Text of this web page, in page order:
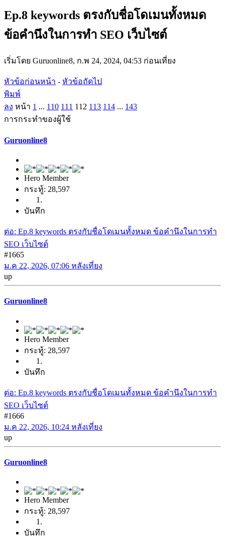
Ep.8 keywords ตรงกับชื่อโดเมนทั้งหมด
ข้อคำนึงในการทำ SEO เว็บไซต์
เริ่มโดย Guruonline8, ก.พ 24, 2024, 04:53 ก่อนเที่ยง
หัวข้อก่อนหน้า - หัวข้อถัดไป
พิมพ์
ลง หน้า 1 ... 110 111 112 113 114 ... 143
การกระทำของผู้ใช้
Guruonline8
Hero Member
กระทู้: 28,597
บันทึก
ต่อ: Ep.8 keywords ตรงกับชื่อโดเมนทั้งหมด ข้อคำนึงในการทำ
SEO เว็บไซต์
#1665
ม.ค 22, 2026, 07:06 หลังเที่ยง
up
Guruonline8
Hero Member
กระทู้: 28,597
บันทึก
ต่อ: Ep.8 keywords ตรงกับชื่อโดเมนทั้งหมด ข้อคำนึงในการทำ
SEO เว็บไซต์
#1666
ม.ค 22, 2026, 10:24 หลังเที่ยง
up
Guruonline8
Hero Member
กระทู้: 28,597
บันทึก